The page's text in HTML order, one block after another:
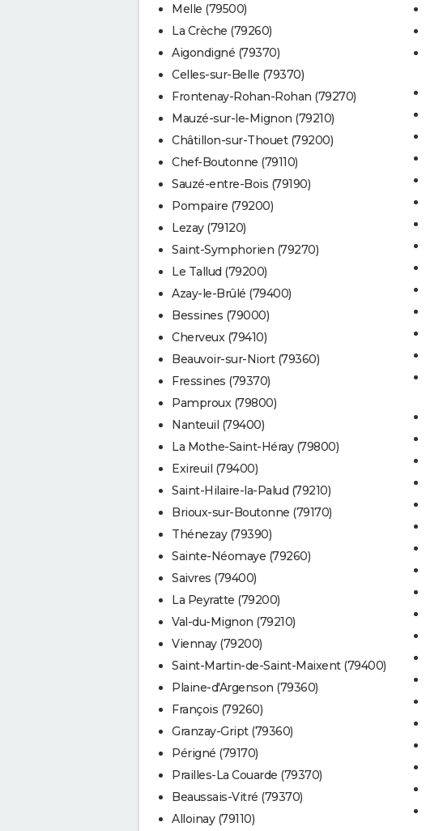
Melle (79500)
La Crèche (79260)
Aigondigné (79370)
Celles-sur-Belle (79370)
Frontenay-Rohan-Rohan (79270)
Mauzé-sur-le-Mignon (79210)
Châtillon-sur-Thouet (79200)
Chef-Boutonne (79110)
Sauzé-entre-Bois (79190)
Pompaire (79200)
Lezay (79120)
Saint-Symphorien (79270)
Le Tallud (79200)
Azay-le-Brûlé (79400)
Bessines (79000)
Cherveux (79410)
Beauvoir-sur-Niort (79360)
Fressines (79370)
Pamproux (79800)
Nanteuil (79400)
La Mothe-Saint-Héray (79800)
Exireuil (79400)
Saint-Hilaire-la-Palud (79210)
Brioux-sur-Boutonne (79170)
Thénezay (79390)
Sainte-Néomaye (79260)
Saivres (79400)
La Peyratte (79200)
Val-du-Mignon (79210)
Viennay (79200)
Saint-Martin-de-Saint-Maixent (79400)
Plaine-d'Argenson (79360)
François (79260)
Granzay-Gript (79360)
Périgné (79170)
Prailles-La Couarde (79370)
Beaussais-Vitré (79370)
Alloinay (79110)